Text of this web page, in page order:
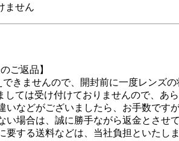
ません
ご返品】
きませんので、開封前に一度レンズの
ては受け付けておりませんので、あら
いなどがございましたら、お手数で
い場合は、誠に勝手ながら返金とさせ
する送料などは、当社負担といたしま